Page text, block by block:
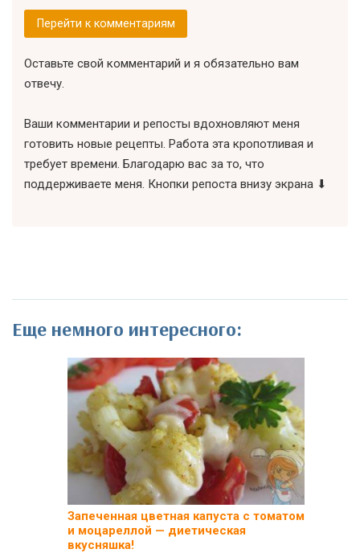
Перейти к комментариям
Оставьте свой комментарий и я обязательно вам
отвечу.
Ваши комментарии и репосты вдохновляют меня
готовить новые рецепты. Работа эта кропотливая и
требует времени. Благодарю вас за то, что
поддерживаете меня. Кнопки репоста внизу экрана ⬇
Еще немного интересного:
Запеченная цветная капуста с томатом
и моцареллой — диетическая
вкусняшка!